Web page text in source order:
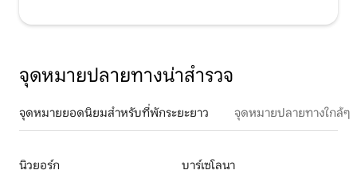
จุดหมายปลายทางน่าสำรวจ
จุดหมายยอดนิยมสำหรับที่พักระยะยาว จุดหมายปลายทางใกล้ๆ
นิวยอร์ก
บาร์เซโลนา